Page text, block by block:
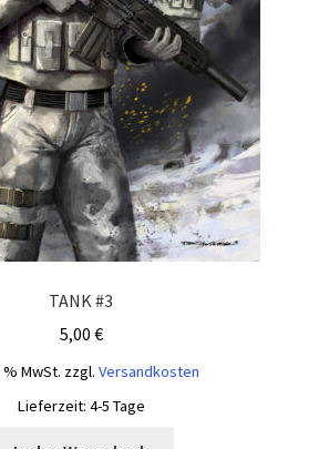
TANK #3
5,00 €
% MwSt. zzgl. Versandkosten
Lieferzeit: 4-5 Tage